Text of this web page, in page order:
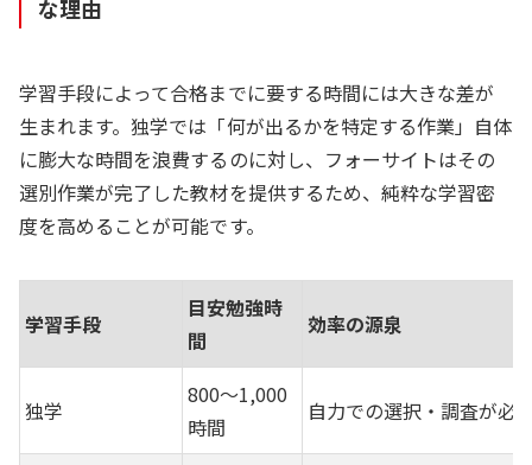
な理由
学習手段によって合格までに要する時間には大きな差が
生まれます。独学では「何が出るかを特定する作業」自体
に膨大な時間を浪費するのに対し、フォーサイトはその
選別作業が完了した教材を提供するため、純粋な学習密
度を高めることが可能です。
学習手段
目安勉強時
間
効率の源泉
独学
800〜1,000
時間
自力での選択・調査が必